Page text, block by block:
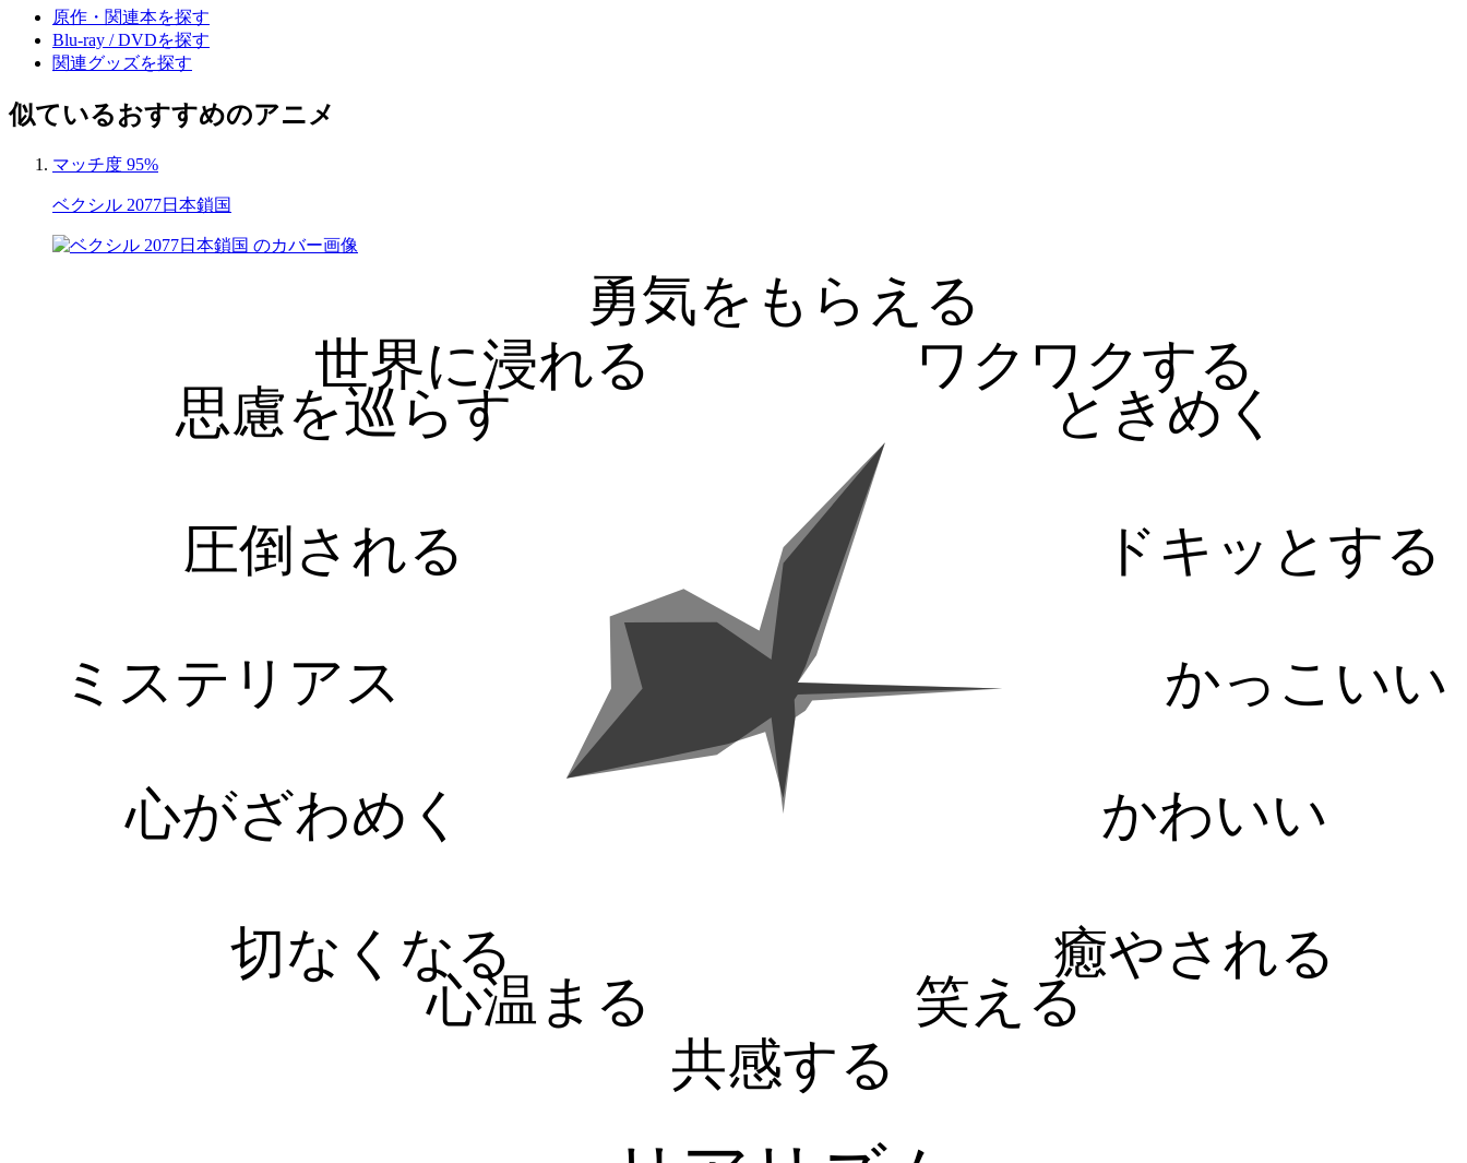
原作・関連本を探す
Blu-ray / DVDを探す
関連グッズを探す
似ているおすすめのアニメ
マッチ度 95%
ベクシル 2077日本鎖国
勇気をもらえる
ワクワクする
ときめく
ドキッとする
かっこいい
かわいい
癒やされる
笑える
共感する
心温まる
切なくなる
心がざわめく
ミステリアス
圧倒される
思慮を巡らす
世界に浸れる